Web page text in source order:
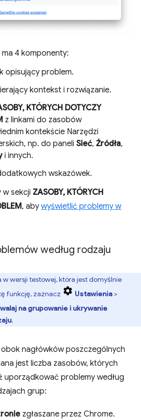
4 komponenty:
opisujący problem.
kontekst i rozwiązanie.
KTÓRYCH DOTYCZY
z linkami do zasobów
kontekście Narzędzi
np. do paneli Sieć, Źródła,
i innych.
wskazówek.
w sekcji ZASOBY, KTÓRYCH
, aby wyświetlić problemy w
według rodzaju
w wersji testowej, która jest domyślnie
funkcję, zaznacz
Ustawienia >
na grupowanie i ukrywanie
.
nagłówków poszczególnych
jest liczba zasobów, których
uporządkować problemy według
grup:
zgłaszane przez Chrome.